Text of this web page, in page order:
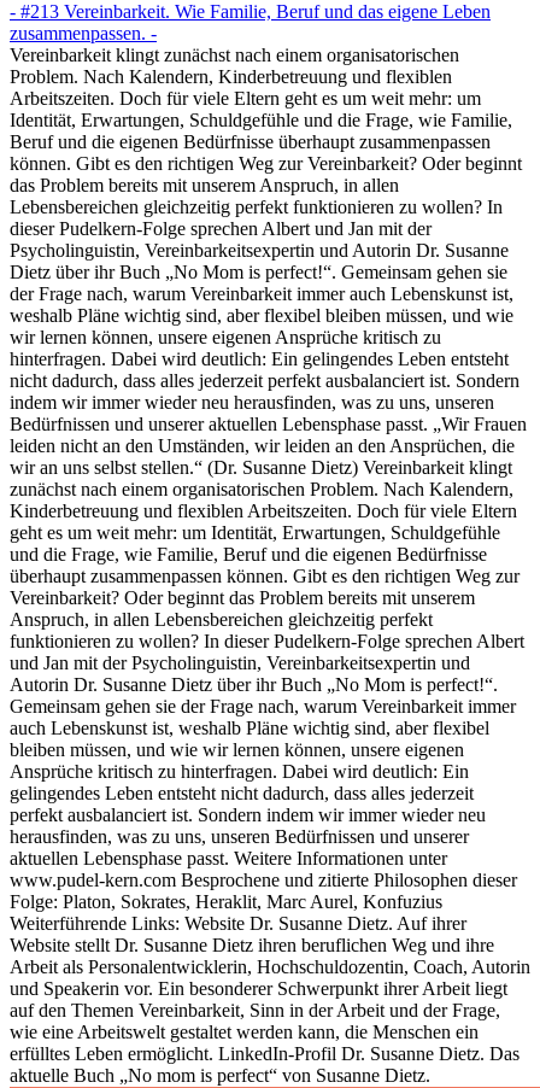
- #213 Vereinbarkeit. Wie Familie, Beruf und das eigene Leben
zusammenpassen. -
Vereinbarkeit klingt zunächst nach einem organisatorischen
Problem. Nach Kalendern, Kinderbetreuung und flexiblen
Arbeitszeiten. Doch für viele Eltern geht es um weit mehr: um
Identität, Erwartungen, Schuldgefühle und die Frage, wie Familie,
Beruf und die eigenen Bedürfnisse überhaupt zusammenpassen
können. Gibt es den richtigen Weg zur Vereinbarkeit? Oder beginnt
das Problem bereits mit unserem Anspruch, in allen
Lebensbereichen gleichzeitig perfekt funktionieren zu wollen? In
dieser Pudelkern-Folge sprechen Albert und Jan mit der
Psycholinguistin, Vereinbarkeitsexpertin und Autorin Dr. Susanne
Dietz über ihr Buch „No Mom is perfect!“. Gemeinsam gehen sie
der Frage nach, warum Vereinbarkeit immer auch Lebenskunst ist,
weshalb Pläne wichtig sind, aber flexibel bleiben müssen, und wie
wir lernen können, unsere eigenen Ansprüche kritisch zu
hinterfragen. Dabei wird deutlich: Ein gelingendes Leben entsteht
nicht dadurch, dass alles jederzeit perfekt ausbalanciert ist. Sondern
indem wir immer wieder neu herausfinden, was zu uns, unseren
Bedürfnissen und unserer aktuellen Lebensphase passt. „Wir Frauen
leiden nicht an den Umständen, wir leiden an den Ansprüchen, die
wir an uns selbst stellen.“ (Dr. Susanne Dietz) Vereinbarkeit klingt
zunächst nach einem organisatorischen Problem. Nach Kalendern,
Kinderbetreuung und flexiblen Arbeitszeiten. Doch für viele Eltern
geht es um weit mehr: um Identität, Erwartungen, Schuldgefühle
und die Frage, wie Familie, Beruf und die eigenen Bedürfnisse
überhaupt zusammenpassen können. Gibt es den richtigen Weg zur
Vereinbarkeit? Oder beginnt das Problem bereits mit unserem
Anspruch, in allen Lebensbereichen gleichzeitig perfekt
funktionieren zu wollen? In dieser Pudelkern-Folge sprechen Albert
und Jan mit der Psycholinguistin, Vereinbarkeitsexpertin und
Autorin Dr. Susanne Dietz über ihr Buch „No Mom is perfect!“.
Gemeinsam gehen sie der Frage nach, warum Vereinbarkeit immer
auch Lebenskunst ist, weshalb Pläne wichtig sind, aber flexibel
bleiben müssen, und wie wir lernen können, unsere eigenen
Ansprüche kritisch zu hinterfragen. Dabei wird deutlich: Ein
gelingendes Leben entsteht nicht dadurch, dass alles jederzeit
perfekt ausbalanciert ist. Sondern indem wir immer wieder neu
herausfinden, was zu uns, unseren Bedürfnissen und unserer
aktuellen Lebensphase passt. Weitere Informationen unter
www.pudel-kern.com Besprochene und zitierte Philosophen dieser
Folge: Platon, Sokrates, Heraklit, Marc Aurel, Konfuzius
Weiterführende Links: Website Dr. Susanne Dietz. Auf ihrer
Website stellt Dr. Susanne Dietz ihren beruflichen Weg und ihre
Arbeit als Personalentwicklerin, Hochschuldozentin, Coach, Autorin
und Speakerin vor. Ein besonderer Schwerpunkt ihrer Arbeit liegt
auf den Themen Vereinbarkeit, Sinn in der Arbeit und der Frage,
wie eine Arbeitswelt gestaltet werden kann, die Menschen ein
erfülltes Leben ermöglicht. LinkedIn-Profil Dr. Susanne Dietz. Das
aktuelle Buch „No mom is perfect“ von Susanne Dietz.